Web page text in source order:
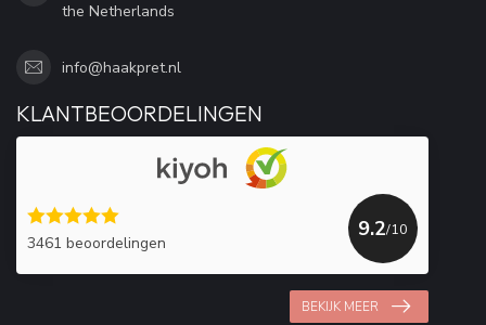
the Netherlands
info@haakpret.nl
KLANTBEOORDELINGEN
3461 beoordelingen
9.2/10
BEKIJK MEER